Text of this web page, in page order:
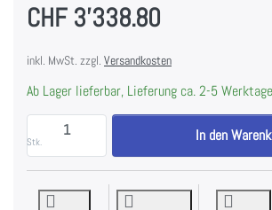
CHF 3'338.80
inkl. MwSt. zzgl. Versandkosten
Ab Lager lieferbar, Lieferung ca. 2-5 Werktage
Stk.
MIELE PDR 300-08
In den